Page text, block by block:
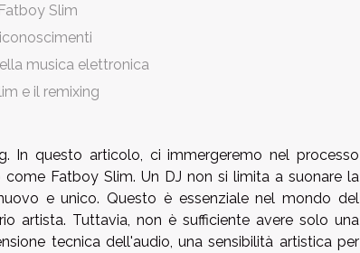
Slim
musica elettronica
e il remixing
In questo articolo, ci immergeremo nel processo
Fatboy Slim. Un DJ non si limita a suonare la
e unico. Questo è essenziale nel mondo del
artista. Tuttavia, non è sufficiente avere solo una
tecnica dell'audio, una sensibilità artistica per